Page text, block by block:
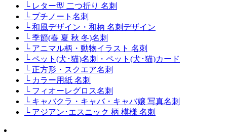
└ レター型 二つ折り 名刺
└ プチノート名刺
└ 和風デザイン・和柄 名刺デザイン
└ 季節(春 夏 秋 冬)名刺
└ アニマル柄・動物イラスト 名刺
└ ペット(犬･猫)名刺・ペット(犬･猫)カード
└ 正方形・スクエア名刺
└ カラー用紙 名刺
└ フィオーレグロス名刺
└ キャバクラ・キャバ・キャバ嬢 写真名刺
└ アジアン･エスニック 柄 模様 名刺